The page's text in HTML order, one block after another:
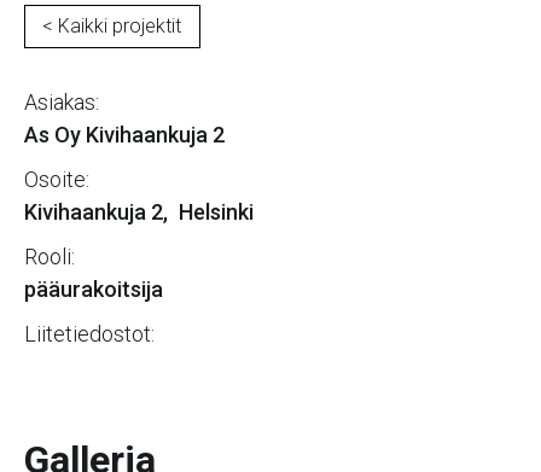
< Kaikki projektit
Asiakas:
As Oy Kivihaankuja 2
Osoite:
Kivihaankuja 2, Helsinki
Rooli:
pääurakoitsija
Liitetiedostot:
Galleria